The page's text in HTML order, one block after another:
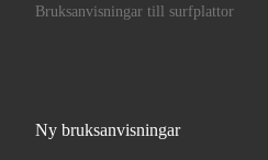
Bruksanvisningar till surfplattor
Ny bruksanvisningar